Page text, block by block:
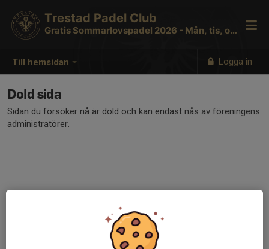
Till hemsidan Logga in
Trestad Padel Club
Gratis Sommarlovspadel 2026 - Mån, tis, ons
Dold sida
Sidan du försöker nå är dold och kan endast nås av föreningens
administratörer.